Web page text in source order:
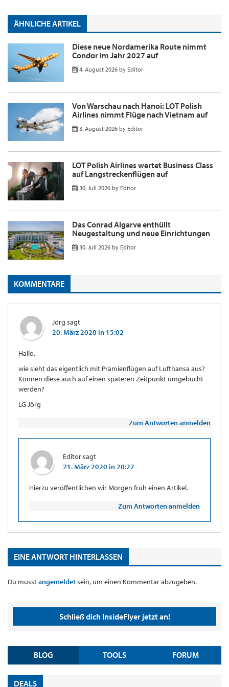
ÄHNLICHE ARTIKEL
Diese neue Nordamerika Route nimmt
Condor im Jahr 2027 auf
4. August 2026 by Editor
Von Warschau nach Hanoi: LOT Polish
Airlines nimmt Flüge nach Vietnam auf
3. August 2026 by Editor
LOT Polish Airlines wertet Business Class
auf Langstreckenflügen auf
30. Juli 2026 by Editor
Das Conrad Algarve enthüllt
Neugestaltung und neue Einrichtungen
30. Juli 2026 by Editor
KOMMENTARE
Jörg sagt
20. März 2020 in 15:02
Hallo,
wie sieht das eigentlich mit Prämienflügen auf Lufthansa aus?
Können diese auch auf einen späteren Zeitpunkt umgebucht
werden?
LG Jörg
Zum Antworten anmelden
Editorsagt
21. März 2020 in 20:27
Hierzu veröffentlichen wir Morgen früh einen Artikel.
Zum Antworten anmelden
EINE ANTWORT HINTERLASSEN
Du musstangemeldetsein, um einen Kommentar abzugeben.
Schließ dich InsideFlyer jetzt an!
BLOG TOOLS FORUM
DEALS